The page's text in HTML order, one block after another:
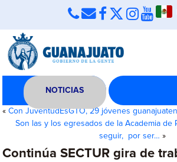
NOTICIAS
«Con JuventudEsGTO, 29 jóvenes
Son las y los egresados de la Academia de
seguir, por ser… »
Continúa SECTUR gira de